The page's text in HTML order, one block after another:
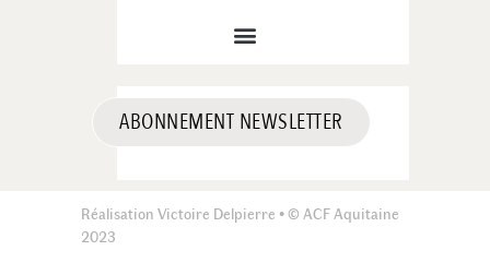
ABONNEMENT NEWSLETTER
Réalisation Victoire Delpierre • © ACF Aquitaine
2023